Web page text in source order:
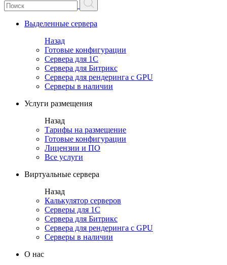
Выделенные сервера
Назад
Готовые конфигурации
Сервера для 1С
Сервера для Битрикс
Сервера для рендеринга с GPU
Серверы в наличии
Услуги размещения
Назад
Тарифы на размещение
Готовые конфигурации
Лицензии и ПО
Все услуги
Виртуальные сервера
Назад
Калькулятор серверов
Серверы для 1С
Сервера для Битрикс
Сервера для рендеринга с GPU
Серверы в наличии
О нас